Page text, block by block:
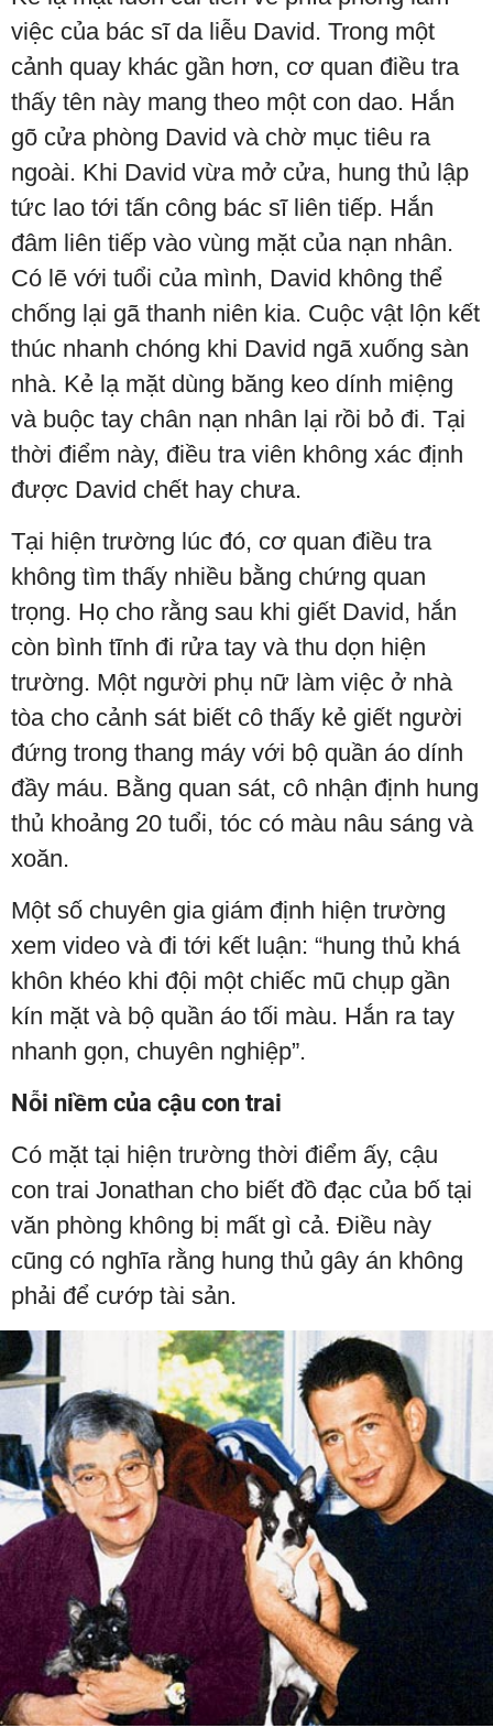
việc của bác sĩ da liễu David. Trong một
cảnh quay khác gần hơn, cơ quan điều tra
thấy tên này mang theo một con dao. Hắn
gõ cửa phòng David và chờ mục tiêu ra
ngoài. Khi David vừa mở cửa, hung thủ lập
tức lao tới tấn công bác sĩ liên tiếp. Hắn
đâm liên tiếp vào vùng mặt của nạn nhân.
Có lẽ với tuổi của mình, David không thể
chống lại gã thanh niên kia. Cuộc vật lộn kết
thúc nhanh chóng khi David ngã xuống sàn
nhà. Kẻ lạ mặt dùng băng keo dính miệng
và buộc tay chân nạn nhân lại rồi bỏ đi. Tại
thời điểm này, điều tra viên không xác định
được David chết hay chưa.
Tại hiện trường lúc đó, cơ quan điều tra
không tìm thấy nhiều bằng chứng quan
trọng. Họ cho rằng sau khi giết David, hắn
còn bình tĩnh đi rửa tay và thu dọn hiện
trường. Một người phụ nữ làm việc ở nhà
tòa cho cảnh sát biết cô thấy kẻ giết người
đứng trong thang máy với bộ quần áo dính
đầy máu. Bằng quan sát, cô nhận định hung
thủ khoảng 20 tuổi, tóc có màu nâu sáng và
xoăn.
Một số chuyên gia giám định hiện trường
xem video và đi tới kết luận: “hung thủ khá
khôn khéo khi đội một chiếc mũ chụp gần
kín mặt và bộ quần áo tối màu. Hắn ra tay
nhanh gọn, chuyên nghiệp”.
Nỗi niềm của cậu con trai
Có mặt tại hiện trường thời điểm ấy, cậu
con trai Jonathan cho biết đồ đạc của bố tại
văn phòng không bị mất gì cả. Điều này
cũng có nghĩa rằng hung thủ gây án không
phải để cướp tài sản.